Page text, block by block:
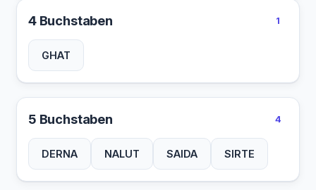
4 Buchstaben 1
GHAT
5 Buchstaben 4
DERNA NALUT SAIDA SIRTE